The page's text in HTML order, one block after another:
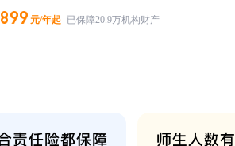
元/年起 已保障20.9万机构财产